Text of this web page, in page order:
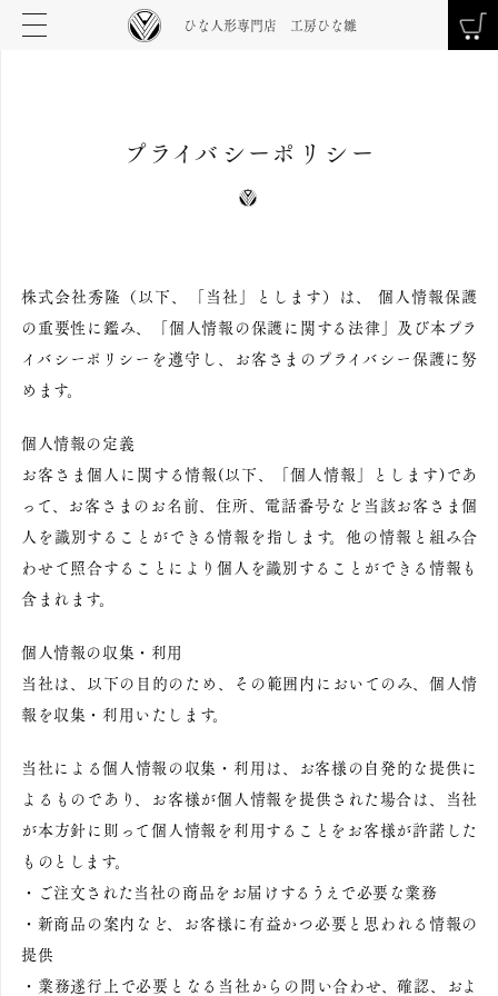
ひな人形専門店 工房ひな雛
プライバシーポリシー
株式会社秀隆（以下、「当社」とします）は、 個人情報保護
の重要性に鑑み、「個人情報の保護に関する法律」及び本プラ
イバシーポリシーを遵守し、お客さまのプライバシー保護に努
めます。
個人情報の定義
お客さま個人に関する情報(以下、「個人情報」とします)であ
って、お客さまのお名前、住所、電話番号など当該お客さま個
人を識別することができる情報を指します。他の情報と組み合
わせて照合することにより個人を識別することができる情報も
含まれます。
個人情報の収集・利用
当社は、以下の目的のため、その範囲内においてのみ、個人情
報を収集・利用いたします。
当社による個人情報の収集・利用は、お客様の自発的な提供に
よるものであり、お客様が個人情報を提供された場合は、当社
が本方針に則って個人情報を利用することをお客様が許諾した
ものとします。
・ご注文された当社の商品をお届けするうえで必要な業務
・新商品の案内など、お客様に有益かつ必要と思われる情報の
提供
・業務遂行上で必要となる当社からの問い合わせ、確認、およ